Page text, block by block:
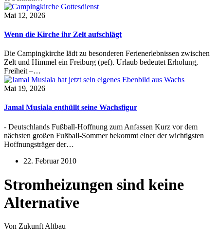
Mai 12, 2026
Wenn die Kirche ihr Zelt aufschlägt
Die Campingkirche lädt zu besonderen Ferienerlebnissen zwischen
Zelt und Himmel ein Freiburg (pef). Urlaub bedeutet Erholung,
Freiheit –…
Mai 19, 2026
Jamal Musiala enthüllt seine Wachsfigur
- Deutschlands Fußball-Hoffnung zum Anfassen Kurz vor dem
nächsten großen Fußball-Sommer bekommt einer der wichtigsten
Hoffnungsträger der…
22. Februar 2010
Stromheizungen sind keine
Alternative
Von Zukunft Altbau